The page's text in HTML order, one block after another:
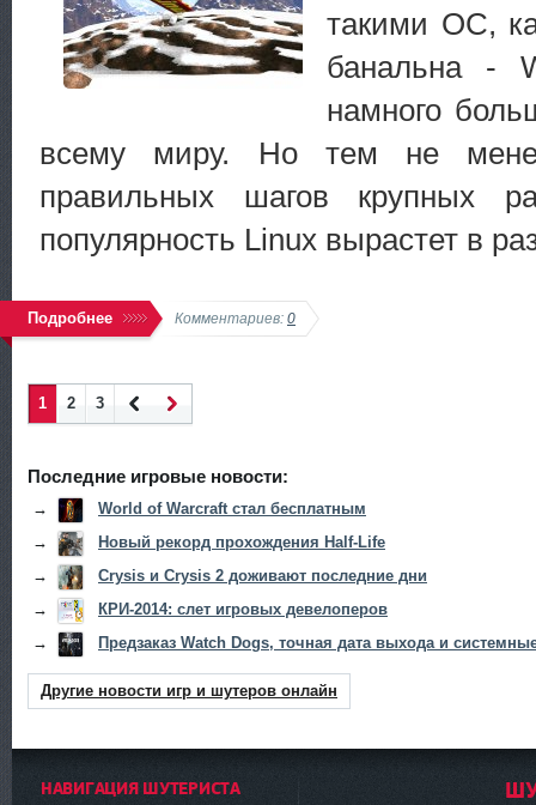
такими ОС,
банальна -
намного
всему миру. Но тем не
правильных шагов крупных
популярность Linux вырастет в
Подробнее Комментариев: 0
1 2
3
Последние игровые новости:
→
World of Warcraft стал бесплатным
→
Новый рекорд прохождения Half-Life
→
Crysis и Crysis 2 доживают последние дни
→
КРИ-2014: слет игровых девелоперов
→
Предзаказ Watch Dogs, точная дата выхода и
Другие новости игр и шутеров онлайн
НАВИГАЦИЯ ШУТЕРИСТА